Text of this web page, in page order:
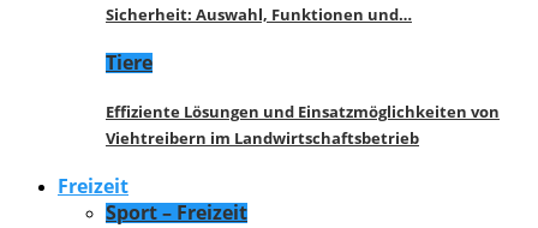
Sicherheit: Auswahl, Funktionen und…
Tiere
Effiziente Lösungen und Einsatzmöglichkeiten von
Viehtreibern im Landwirtschaftsbetrieb
Freizeit
Sport – Freizeit